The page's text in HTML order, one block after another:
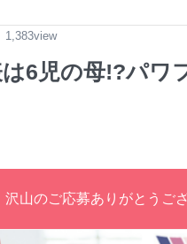
1,383view
6児の母!?パワ
山のご応募ありがとうご